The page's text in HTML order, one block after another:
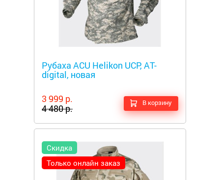
Рубаха ACU Helikon UCP, AT-
digital, новая
3 999 р.
4 480 р.
В корзину
Скидка
Только онлайн заказ